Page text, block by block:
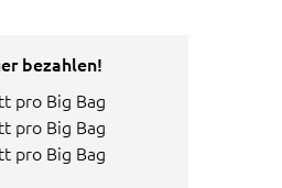
bezahlen!
pro Big Bag
pro Big Bag
pro Big Bag